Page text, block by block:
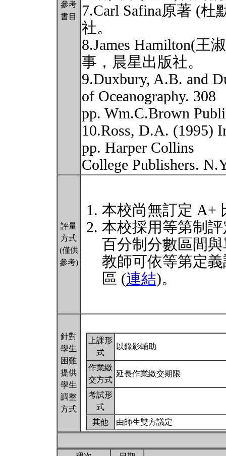
參考
書目
7.Carl Safina原著 (
社。
8.James Hamilton(王
事，晨星出版社。
9.Duxbury, A.B. and
of Oceanography. 308
pp. Wm.C.Brown
10.Ross, D.A. (1995)
pp. Harper Collins
College Publishers.
評量
方式
(僅供
參考)
本校尚無訂定 A+
本校採用等第制
百分制分數區間
教師可依等第定
區 (連結)。
針對
學生
困難
提供
學生
調整
方式
上課形
式
以錄影輔助
作業繳
交方式
延長作業繳交期限
考試形
式
其他
由師生雙方議定